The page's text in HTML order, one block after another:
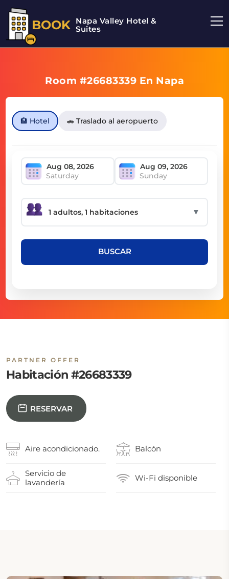
BOOK Napa Valley Hotel &
Suites
Room #26683339 En Napa
🏨 Hotel 🚗 Traslado al aeropuerto
Saturday Sunday
▼
BUSCAR
PARTNER OFFER
Habitación #26683339
RESERVAR
Aire acondicionado. Balcón
Servicio de
lavandería
Wi-Fi disponible